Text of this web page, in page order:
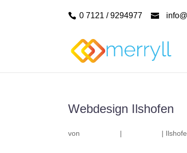
0 7121 / 9294977
Webdesign Ilshofen
von | |